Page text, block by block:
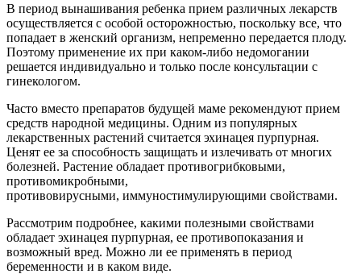
В период вынашивания ребенка прием различных лекарств
осуществляется с особой осторожностью, поскольку все, что
попадает в женский организм, непременно передается плоду.
Поэтому применение их при каком-либо недомогании
решается индивидуально и только после консультации с
гинекологом.
Часто вместо препаратов будущей маме рекомендуют прием
средств народной медицины. Одним из популярных
лекарственных растений считается эхинацея пурпурная.
Ценят ее за способность защищать и излечивать от многих
болезней. Растение обладает противогрибковыми,
противомикробными,
противовирусными, иммуностимулирующими свойствами.
Рассмотрим подробнее, какими полезными свойствами
обладает эхинацея пурпурная, ее противопоказания и
возможный вред. Можно ли ее применять в период
беременности и в каком виде.